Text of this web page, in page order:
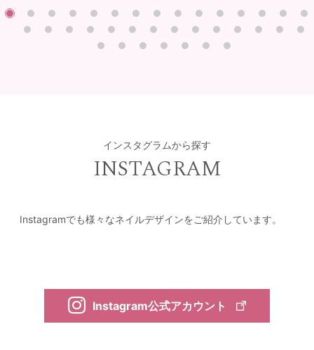
インスタグラムから探す
INSTAGRAM
Instagramでも様々なネイルデザインをご紹介しています。
Instagram公式アカウント